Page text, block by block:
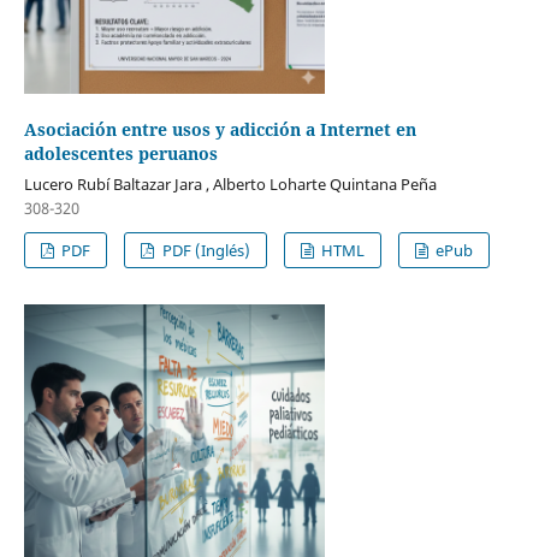
Asociación entre usos y adicción a Internet en
adolescentes peruanos
Lucero Rubí Baltazar Jara , Alberto Loharte Quintana Peña
308-320
PDF
PDF (Inglés) HTML ePub